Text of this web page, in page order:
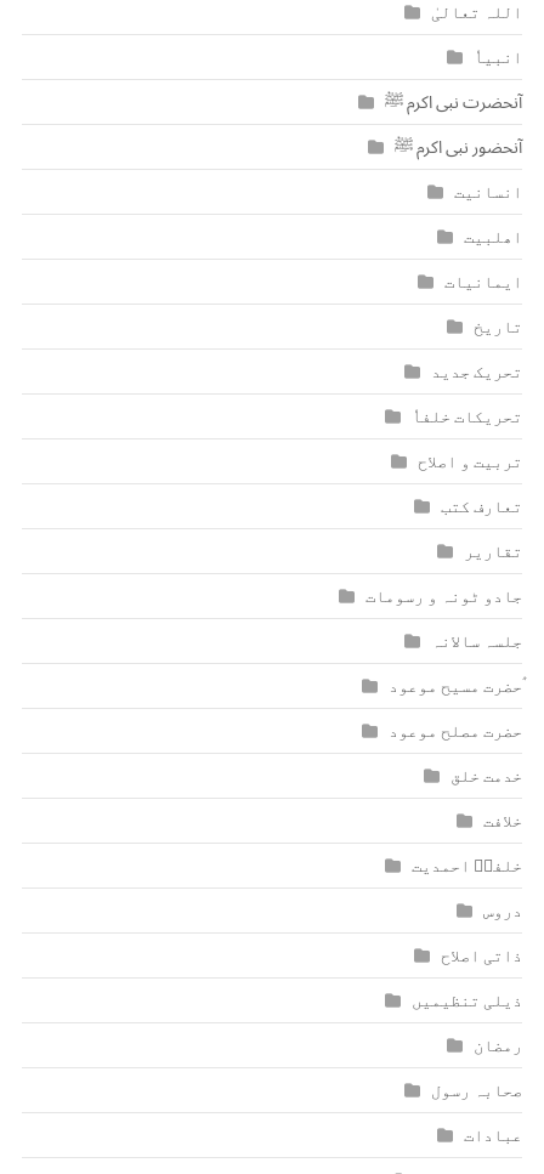
اللہ تعالیٰ
انبیاٗ
آنحضرت نبی اکرم ﷺ
آنحضور نبی اکرم ﷺ
انسانیت
اھلبیت
ایمانیات
تاریخ
تحریک جدید
تحریکات خلفاٗ
تربیت و اصلاح
تعارف کتب
تقاریر
جادو ٹونہ و رسومات
جلسہ سالانہ
ٰؑحضرت مسیح موعود
حضرت مصلح موعود
خدمت خلق
خلافت
خلفاؑ احمدیت
دروس
ذاتی اصلاح
ذیلی تنظیمیں
رمضان
صحابہ رسول
عبادات